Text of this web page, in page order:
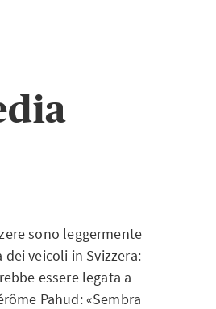
sono leggermente
veicoli in Svizzera:
essere legata a
Pahud: «Sembra